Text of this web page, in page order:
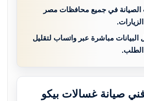
الصيانة في جميع محافظات مصر
البيانات مباشرة عبر واتساب لتقليل
صيانة غسالات بيكو